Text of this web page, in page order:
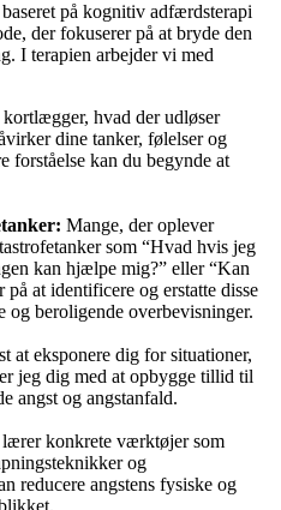
på kognitiv adfærdsterapi
der fokuserer på at bryde den
I terapien arbejder vi med
hvad der udløser
dine tanker, følelser og
forståelse kan du begynde at
Mange, der oplever
som “Hvad hvis jeg
kan hjælpe mig?” eller “Kan
at identificere og erstatte disse
og beroligende overbevisninger.
at eksponere dig for situationer,
jeg dig med at opbygge tillid til
angst og angstanfald.
konkrete værktøjer som
og
reducere angstens fysiske og